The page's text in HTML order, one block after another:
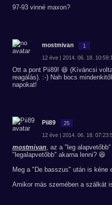
97-93 vinné maxon?
mostmivan 1
12 éve | 2014. 06. 18.
Ott a pont Pii89! 😆 (Kíváncsi
reagálás). :-) Nah bocs
napokat!
Pii89 25
12 éve | 2014. 06. 18.
mostmivan, az a "leg
"legalapvetőbb" akarna lenni? 😆
Meg a "De basszus" után is kéne
Amikor más szemében a szálkát